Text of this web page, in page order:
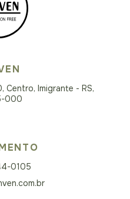
Centro, Imigrante - RS,
000
0105